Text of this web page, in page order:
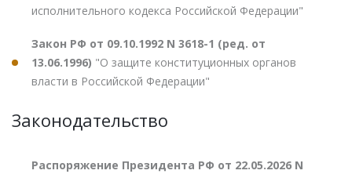
исполнительного кодекса Российской Федерации"
Закон РФ от 09.10.1992 N 3618-1 (ред. от
13.06.1996) "О защите конституционных органов
власти в Российской Федерации"
Законодательство
Распоряжение Президента РФ от 22.05.2026 N